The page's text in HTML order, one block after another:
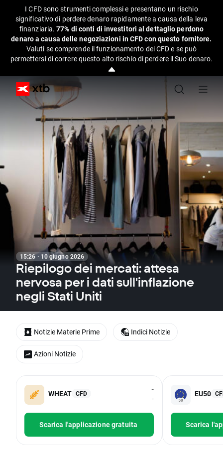
I CFD sono strumenti complessi e presentano un rischio
significativo di perdere denaro rapidamente a causa della leva
finanziaria.77% di conti di investitori al dettaglio perdono
denaro a causa delle negoziazioni in CFD con questo fornitore.
Valuti se comprende il funzionamento dei CFD e se può
permettersi di correre questo alto rischio di perdere il Suo denaro.
15:26 · 10 giugno 2026
Riepilogo dei mercati: attesa
nervosa per i dati sull'inflazione
negli Stati Uniti
WHEAT CFD
-
-
Scarica l'applicazione gratuita
EU50
Scarica
Notizie Materie Prime Indici Notizie
Azioni Notizie